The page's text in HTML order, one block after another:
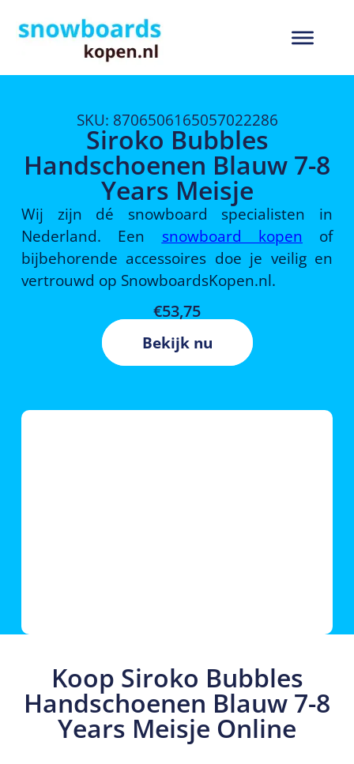
SKU: 8706506165057022286
Siroko Bubbles
Handschoenen Blauw 7-8
Years Meisje
Wij zijn dé snowboard specialisten in
Nederland. Een snowboard kopen of
bijbehorende accessoires doe je veilig en
vertrouwd op SnowboardsKopen.nl.
€53,75
Bekijk nu
Koop Siroko Bubbles
Handschoenen Blauw 7-8
Years Meisje Online